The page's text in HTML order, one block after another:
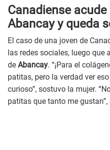
Canadiense
Abancay y queda
El caso de una joven de
las redes sociales, luego que
de Abancay. “¡Para el
patitas, pero la verdad ver
curioso”, sostuvo la mujer.
patitas que tanto me gustan”,